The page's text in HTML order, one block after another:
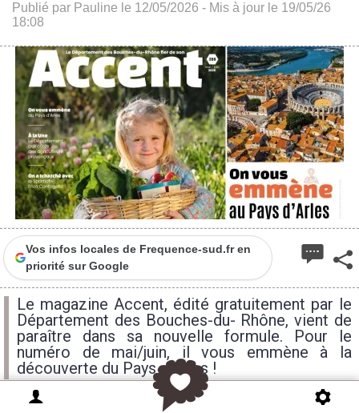
Publié par Pauline le 12/05/2026 - Mis à jour le 19/05/26
18:08
Vos infos locales de Frequence-sud.fr en
priorité sur Google
Le magazine Accent, édité gratuitement par le
Département des Bouches-du- Rhône, vient de
paraître dans sa nouvelle formule. Pour le
numéro de mai/juin, il vous emmène à la
découverte du Pays d'Arles !
jeudi 15H samedi